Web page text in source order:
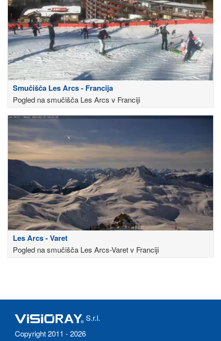
Smučišča Les Arcs - Francija
Pogled na smučišča Les Arcs v Franciji
Les Arcs - Varet
Pogled na smučišča Les Arcs-Varet v Franciji
S.r.l.
Copyright 2011 - 2026